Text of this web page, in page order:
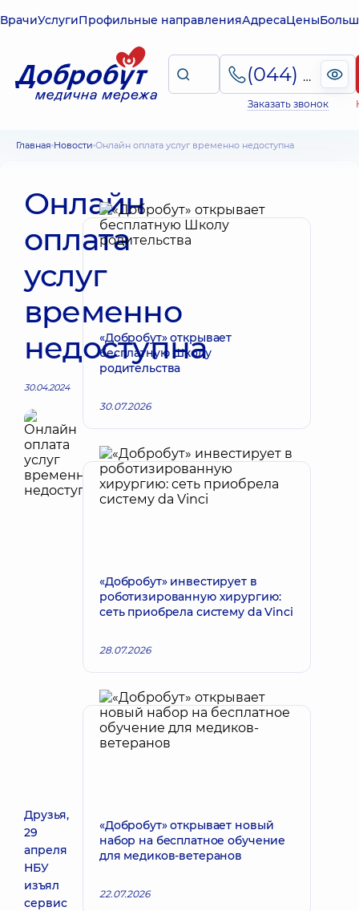
ВрачиУслугиПрофильные направленияАдресаЦены
(044) 495-2-888
Заказать звонок
Главная Новости Онлайн оплата услуг временно недоступна
Онлайн
оплата
услуг
временно
недоступна
30.04.2024
Друзья,
29
апреля
НБУ
изъял
сервис
«Добробут» открывает
бесплатную Школу
родительства
30.07.2026
«Добробут» инвестирует в
роботизированную хирургию:
сеть приобрела систему da Vinci
28.07.2026
«Добробут» открывает новый
набор на бесплатное обучение
для медиков-ветеранов
22.07.2026